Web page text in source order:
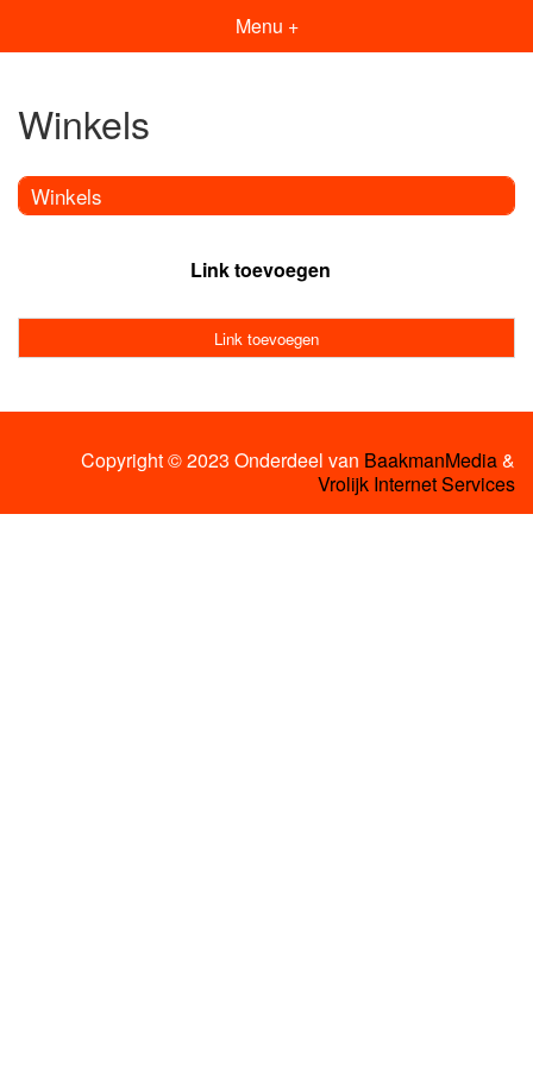
Menu +
Winkels
Winkels
Link toevoegen
Link toevoegen
Copyright © 2023 Onderdeel van BaakmanMedia&
Vrolijk Internet Services